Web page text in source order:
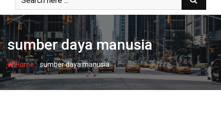
sumber daya manusia
Home-sumber daya manusia